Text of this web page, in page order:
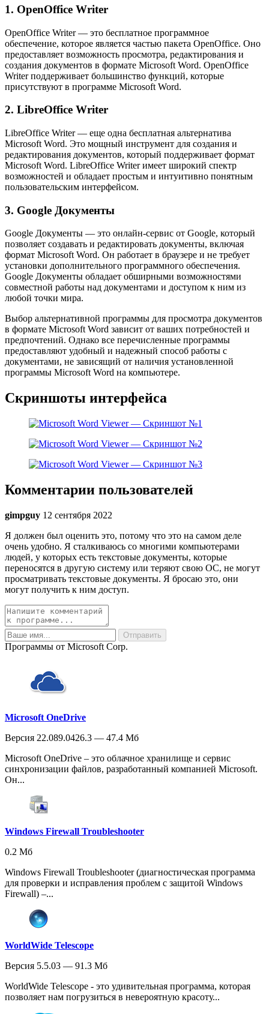
1. OpenOffice Writer
OpenOffice Writer — это бесплатное программное
обеспечение, которое является частью пакета OpenOffice. Оно
предоставляет возможность просмотра, редактирования и
создания документов в формате Microsoft Word. OpenOffice
Writer поддерживает большинство функций, которые
присутствуют в программе Microsoft Word.
2. LibreOffice Writer
LibreOffice Writer — еще одна бесплатная альтернатива
Microsoft Word. Это мощный инструмент для создания и
редактирования документов, который поддерживает формат
Microsoft Word. LibreOffice Writer имеет широкий спектр
возможностей и обладает простым и интуитивно понятным
пользовательским интерфейсом.
3. Google Документы
Google Документы — это онлайн-сервис от Google, который
позволяет создавать и редактировать документы, включая
формат Microsoft Word. Он работает в браузере и не требует
установки дополнительного программного обеспечения.
Google Документы обладает обширными возможностями
совместной работы над документами и доступом к ним из
любой точки мира.
Выбор альтернативной программы для просмотра документов
в формате Microsoft Word зависит от ваших потребностей и
предпочтений. Однако все перечисленные программы
предоставляют удобный и надежный способ работы с
документами, не зависящий от наличия установленной
программы Microsoft Word на компьютере.
Скриншоты интерфейса
Комментарии пользователей
gimpguy 12 сентября 2022
Я должен был оценить это, потому что это на самом деле
очень удобно. Я сталкиваюсь со многими компьютерами
людей, у которых есть текстовые документы, которые
переносятся в другую систему или теряют свою ОС, не могут
просматривать текстовые документы. Я бросаю это, они
могут получить к ним доступ.
Программы от Microsoft Corp.
Microsoft OneDrive
Версия 22.089.0426.3 — 47.4 Мб
Microsoft OneDrive – это облачное хранилище и сервис
синхронизации файлов, разработанный компанией Microsoft.
Он...
Windows Firewall Troubleshooter
0.2 Мб
Windows Firewall Troubleshooter (диагностическая программа
для проверки и исправления проблем с защитой Windows
Firewall) –...
WorldWide Telescope
Версия 5.5.03 — 91.3 Мб
WorldWide Telescope - это удивительная программа, которая
позволяет нам погрузиться в невероятную красоту...